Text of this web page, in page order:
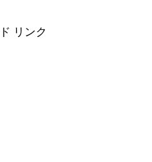
リンク